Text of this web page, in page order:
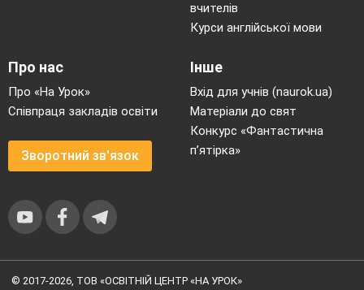
вчителів
Курси англійської мови
Про нас
Про «На Урок»
Співпраця закладів освіти
Зворотний зв'язок
Інше
Вхід для учнів (naurok.ua)
Матеріали до свят
Конкурс «Фантастична
п’ятірка»
© 2017-2026, ТОВ «ОСВІТНІЙ ЦЕНТР «НА УРОК»